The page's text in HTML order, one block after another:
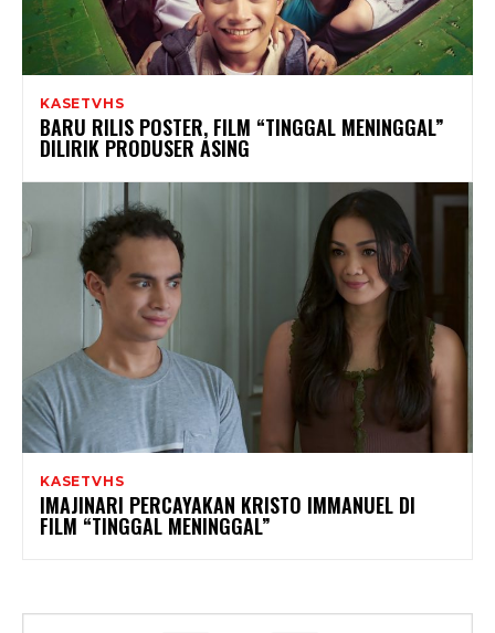
KASETVHS
BARU RILIS POSTER, FILM “TINGGAL MENINGGAL”
DILIRIK PRODUSER ASING
KASETVHS
IMAJINARI PERCAYAKAN KRISTO IMMANUEL DI
FILM “TINGGAL MENINGGAL”